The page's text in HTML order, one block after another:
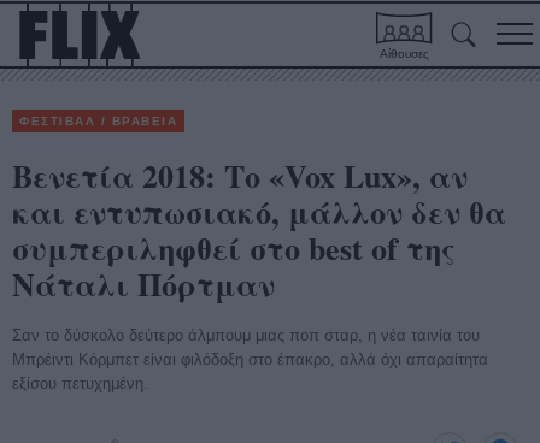
Αίθουσες
ΦΕΣΤΙΒΑΛ / ΒΡΑΒΕΙΑ
Βενετία 2018: Το «Vox Lux», αν
και εντυπωσιακό, μάλλον δεν θα
συμπεριληφθεί στο best of της
Νάταλι Πόρτμαν
Σαν το δύσκολο δεύτερο άλμπουμ μιας ποπ σταρ, η νέα ταινία του
Μπρέιντι Κόρμπετ είναι φιλόδοξη στο έπακρο, αλλά όχι απαραίτητα
εξίσου πετυχημένη.